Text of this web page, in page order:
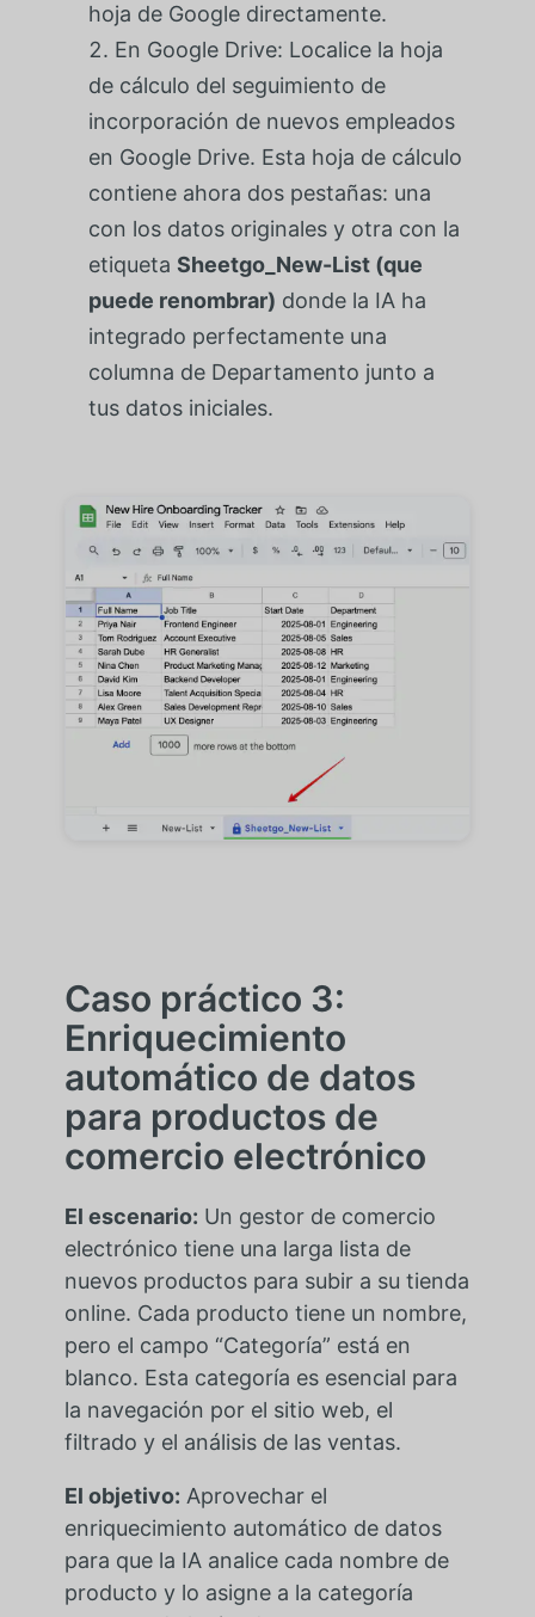
hoja de Google directamente.
En Google Drive: Localice la hoja
de cálculo del seguimiento de
incorporación de nuevos empleados
en Google Drive. Esta hoja de cálculo
contiene ahora dos pestañas: una
con los datos originales y otra con la
etiqueta Sheetgo_New-List (que
puede renombrar) donde la IA ha
integrado perfectamente una
columna de Departamento junto a
tus datos iniciales.
Caso práctico 3:
Enriquecimiento
automático de datos
para productos de
comercio electrónico
El escenario: Un gestor de comercio
electrónico tiene una larga lista de
nuevos productos para subir a su tienda
online. Cada producto tiene un nombre,
pero el campo “Categoría” está en
blanco. Esta categoría es esencial para
la navegación por el sitio web, el
filtrado y el análisis de las ventas.
El objetivo: Aprovechar el
enriquecimiento automático de datos
para que la IA analice cada nombre de
producto y lo asigne a la categoría